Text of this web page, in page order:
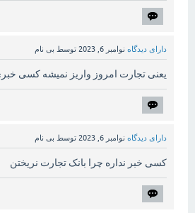
دارای دیدگاه نوامبر 6, 2023 توسط بی نام
یعنی تجارت امروز واریز نمیشه کسی
دارای دیدگاه نوامبر 6, 2023 توسط بی نام
کسی خبر نداره چرا بانک تجارت نریختن